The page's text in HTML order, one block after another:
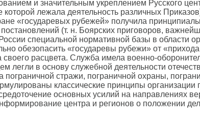
и значительным укреплением Русского
которой лежала деятельность различных
«государевых рубежей» получила
(т. н. Боярских приговоров,
специальной нормативной базы в области
обезопасить «государевы рубежи» от
своего расцвета. Служба имела военно-
легли в основу служебной деятельности
пограничной стражи, пограничной охраны,
классические принци­пы
основных усилий на направлениях
центра и регионов о положении